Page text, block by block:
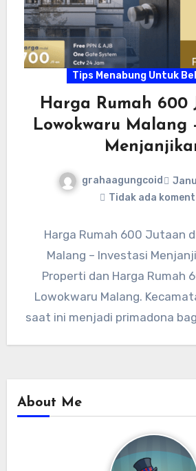
Tips Menabung Untuk
Harga Rumah 600
Lowokwaru Malang
grahaagungcoid
Tidak ada
Harga Rumah 600 Jutaan
Malang – Investasi
Properti dan Harga Rumah
Lowokwaru Malang.
saat ini menjadi primadona
About Me